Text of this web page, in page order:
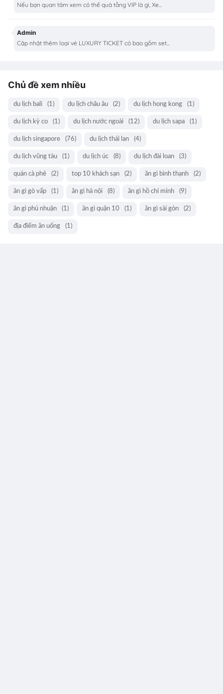
Nếu bạn quan tâm xem có thể quà tằng VIP là gì, Xe...
Admin
Cập nhật thêm loại vé LUXURY TICKET có bao gồm set...
Chủ đề xem nhiều
du lịch bali (1) du lịch châu âu (2) du lịch hong kong (1)
du lịch kỳ co (1) du lịch nước ngoài (12) du lịch sapa (1)
du lịch singapore (76) du lịch thái lan (4)
du lịch vũng tàu (1) du lịch úc (8) du lịch đài loan (3)
quán cà phê (2) top 10 khách sạn (2) ăn gì bình thạnh (2)
ăn gì gò vấp (1) ăn gì hà nội (8) ăn gì hồ chí minh (9)
ăn gì phú nhuận (1) ăn gì quận 10 (1) ăn gì sài gòn (2)
địa điểm ăn uống (1)